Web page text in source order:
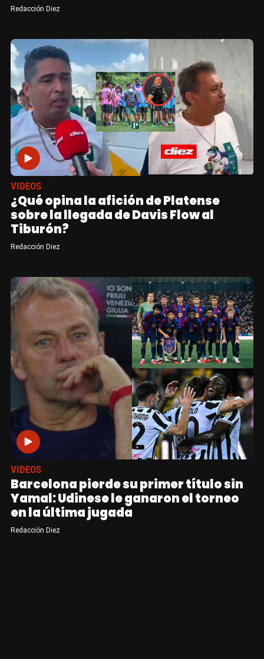
Redacción Diez
VIDEOS
¿Qué opina la afición de Platense
sobre la llegada de Davis Flow al
Tiburón?
Redacción Diez
VIDEOS
Barcelona pierde su primer título sin
Yamal: Udinese le ganaron el torneo
en la última jugada
Redacción Diez